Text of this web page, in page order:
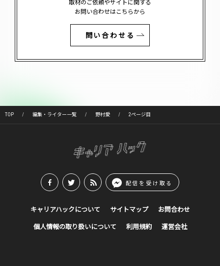
取材のご依頼やサイトに関する
お問い合わせはこちらから
問い合わせる
TOP 編集・ライター一覧 野村愛 2ページ目
配信を受け取る
キャリアハックについて サイトマップ お問合わせ
個人情報の取り扱いについて 利用規約 運営会社